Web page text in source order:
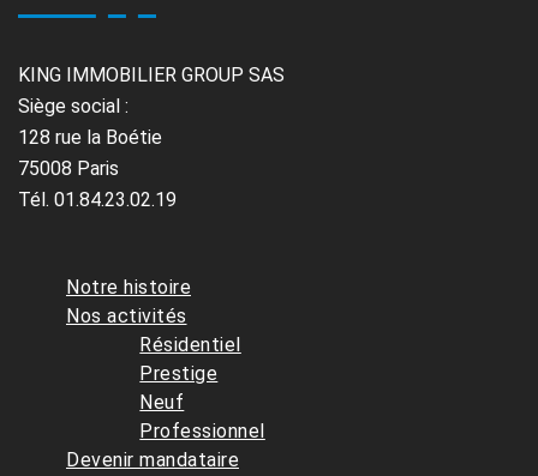
KING IMMOBILIER GROUP SAS
Siège social :
128 rue la Boétie
75008 Paris
Tél. 01.84.23.02.19
Notre histoire
Nos activités
Résidentiel
Prestige
Neuf
Professionnel
Devenir mandataire